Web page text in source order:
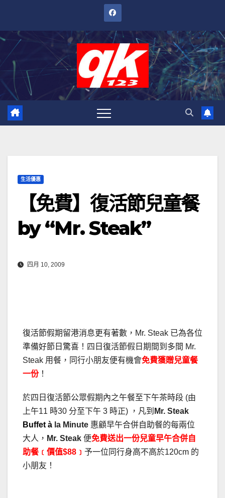
內
生活優惠
【免費】復活節兒童餐
by “Mr. Steak”
四月 10, 2009
復活節假期留港消息更有著數，Mr. Steak 已為各位
準備好節日驚喜！四日復活節假日期間到多間 Mr.
Steak 用餐，同行小朋友便有機會免費獲贈兒童餐
一份！
於四日復活節公眾假期內之午餐至下午茶時段 (由
上午11 時30 分至下午 3 時正) ，凡到 Mr. Steak
Buffet à la Minute 惠顧早午合併自助餐的每兩位
大人， Mr. Steak 便免費送出一份兒童早午合併自
助餐﹝價值$88﹞ 予一位同行身高不高於120cm 的
小朋友！